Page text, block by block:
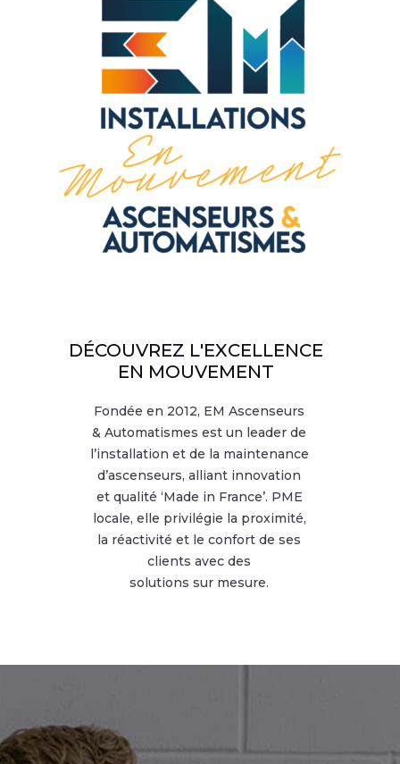
DÉCOUVREZ L'EXCELLENCE
EN MOUVEMENT
Fondée en 2012, EM Ascenseurs
& Automatismes est un leader de
l’installation et de la maintenance
d’ascenseurs, alliant innovation
et qualité ‘Made in France’. PME
locale, elle privilégie la proximité,
la réactivité et le confort de ses
clients avec des
solutions sur mesure.